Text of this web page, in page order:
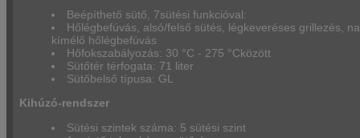
Beépíthető sütő, 7sütési funkcióval:
Hőlégbefúvás, alsó/felső sütés, légkeveréses grillezés,
kímélő hőlégbefúvás
Hőfokszabályozás: 30 °C - 275 °Cközött
Sütőtér térfogata: 71 liter
Sütőbelső típusa: GL
Kihúzó-rendszer
Sütési szintek száma: 5 sütési szint